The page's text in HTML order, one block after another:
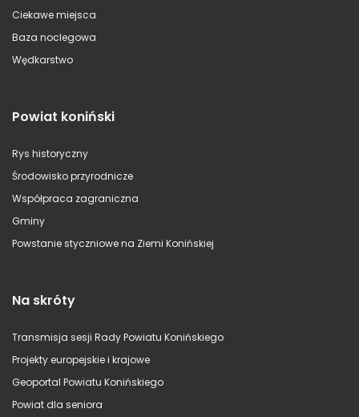
Ciekawe miejsca
Baza noclegowa
Wędkarstwo
Powiat koniński
Rys historyczny
Środowisko przyrodnicze
Współpraca zagraniczna
Gminy
Powstanie styczniowe na Ziemi Konińskiej
Na skróty
Transmisja sesji Rady Powiatu Konińskiego
Projekty europejskie i krajowe
Geoportal Powiatu Konińskiego
Powiat dla seniora